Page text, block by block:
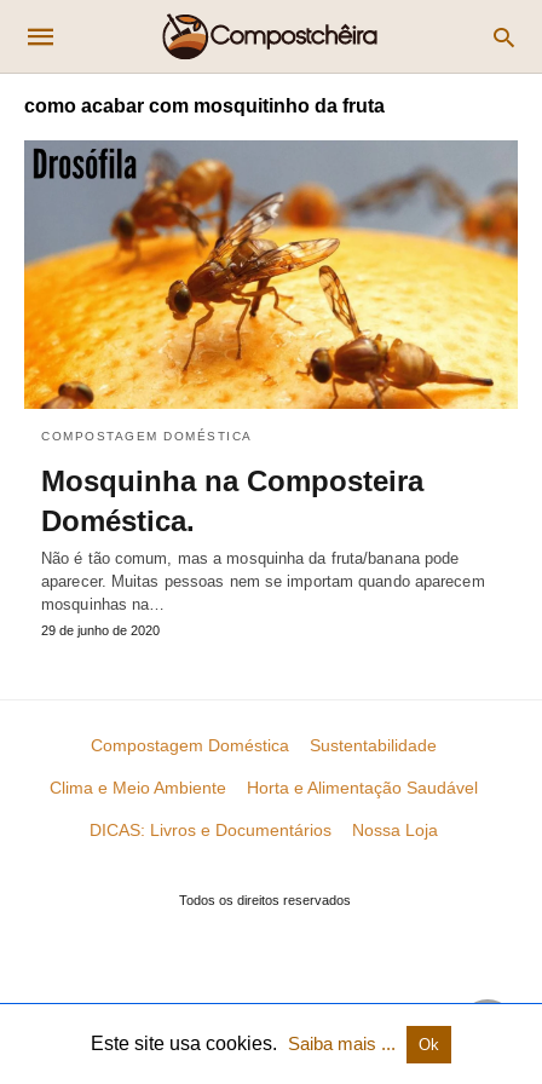
como acabar com mosquitinho da fruta
COMPOSTAGEM DOMÉSTICA
Mosquinha na Composteira
Doméstica.
Não é tão comum, mas a mosquinha da fruta/banana pode
aparecer. Muitas pessoas nem se importam quando aparecem
mosquinhas na…
29 de junho de 2020
Compostagem Doméstica Sustentabilidade
Clima e Meio Ambiente Horta e Alimentação Saudável
DICAS: Livros e Documentários Nossa Loja
Todos os direitos reservados
Este site usa cookies. Saiba mais ... Ok